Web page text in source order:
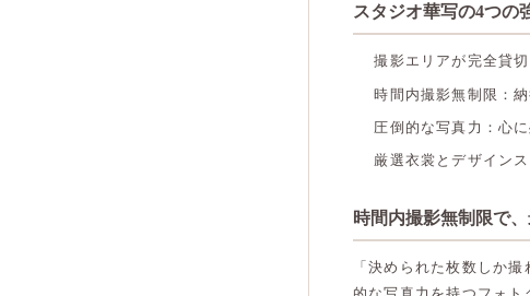
スタジオ華写の4つの
撮影エリアが完全貸
時間内撮影無制限：
圧倒的な写真力：心
厳選衣裳とデザイン
時間内撮影無制限で
「決められた枚数しか